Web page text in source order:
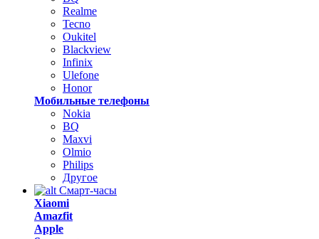
Realme
Tecno
Oukitel
Blackview
Infinix
Ulefone
Honor
Мобильные телефоны
Nokia
BQ
Maxvi
Olmio
Philips
Другое
Смарт-часы
Xiaomi
Amazfit
Apple